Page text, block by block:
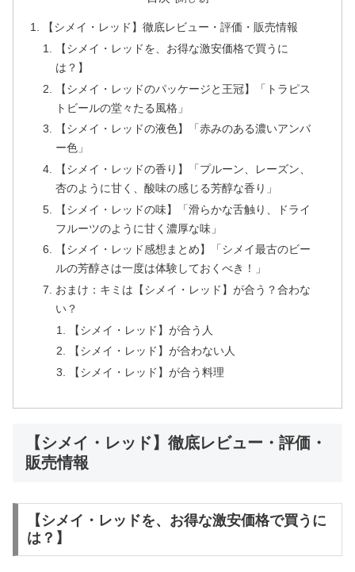
【シメイ・レッド】徹底レビュー・評価・販売情報
【シメイ・レッドを、お得な激安価格で買うに
は？】
【シメイ・レッドのパッケージと王冠】「トラピス
トビールの堂々たる風格」
【シメイ・レッドの液色】「赤みのある濃いアンバ
ー色」
【シメイ・レッドの香り】「プルーン、レーズン、
杏のように甘く、酸味の感じる芳醇な香り」
【シメイ・レッドの味】「滑らかな舌触り、ドライ
フルーツのように甘く濃厚な味」
【シメイ・レッド感想まとめ】「シメイ最古のビー
ルの芳醇さは一度は体験しておくべき！」
おまけ：キミは【シメイ・レッド】が合う？合わな
い？
【シメイ・レッド】が合う人
【シメイ・レッド】が合わない人
【シメイ・レッド】が合う料理
【シメイ・レッド】徹底レビュー・評価・
販売情報
【シメイ・レッドを、お得な激安価格で買うに
は？】